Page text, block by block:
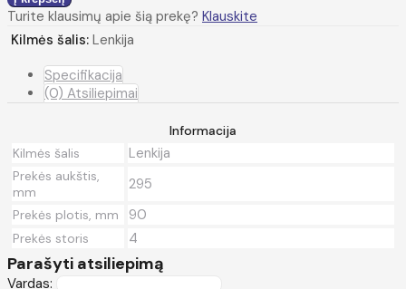
Turite klausimų apie šią prekę? Klauskite
Kilmės šalis: Lenkija
Specifikacija
(0) Atsiliepimai
Informacija
Kilmės šalis
Lenkija
Prekės aukštis,
mm
295
Prekės plotis, mm 90
Prekės storis 4
Parašyti atsiliepimą
Vardas: